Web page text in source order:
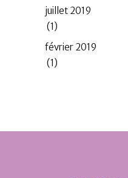
juillet 2019
(1)
février 2019
(1)